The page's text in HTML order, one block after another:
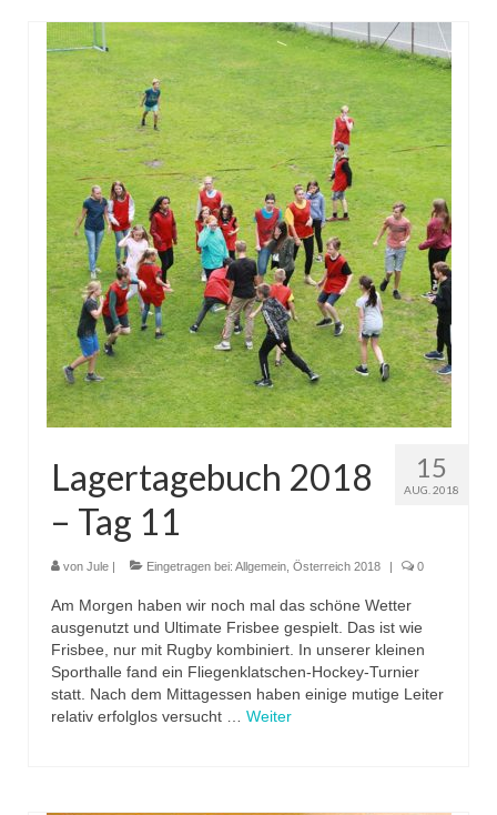
15
AUG. 2018
Lagertagebuch 2018
– Tag 11
von Jule | Eingetragen bei: Allgemein Österreich 2018 | 0
Am Morgen haben wir noch mal das schöne Wetter
ausgenutzt und Ultimate Frisbee gespielt. Das ist wie
Frisbee, nur mit Rugby kombiniert. In unserer kleinen
Sporthalle fand ein Fliegenklatschen-Hockey-Turnier
statt. Nach dem Mittagessen haben einige mutige Leiter
relativ erfolglos versucht … Weiter